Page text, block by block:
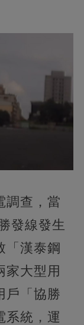
調查，當
發線發生
「漢泰鋼
家大型用
戶「協勝
系統，運